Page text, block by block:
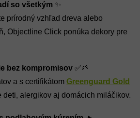
so všetkým ✨
prírodný vzhľad dreva alebo
Objectline Click ponúka dekory pre
bez kompromisov ✅🌱
a s certifikátom Greenguard Gold
deti, alergikov aj domácich miláčikov.